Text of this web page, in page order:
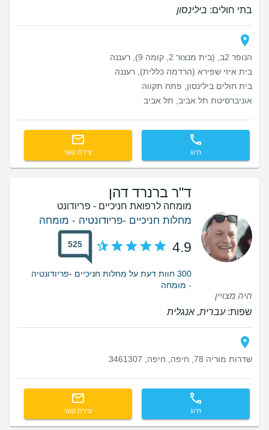
בתי חולים: בילינסון
הנופר 2ב, (בית מנצור 2, קומה 9), רעננה
בית איזי שפירא (הרדמה כללית), רעננה
בית חולים בילינסון, פתח תקווה
אוניברסיטת תל אביב, תל אביב
חיוג יצירת קשר
ד"ר ברנרד דהן
מומחה לרפואת חניכיים - פריודונט
מחלות חניכיים -פריודונטיה - מומחה
4.9
525
300 חוות דעת על מחלות חניכיים -פריודונטיה
- מומחה
היה מצויין
שפות:עברית, אנגלית
שדרות מוריה 78, חיפה, חיפה, 3461307
חיוג יצירת קשר